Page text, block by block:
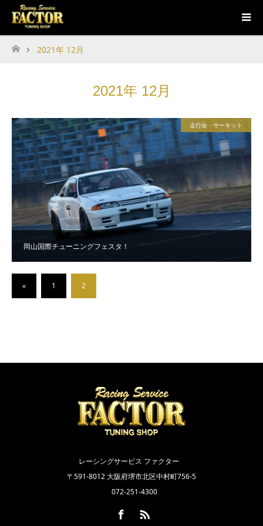
ホーム
2021年 12月
2021年 12月
岡山国際チューニングフェスタ！
走行会・サーキット
« 1 2
レーシングサービス ファクター
〒591-8012 大阪府堺市北区中村町756-5
072-251-4300